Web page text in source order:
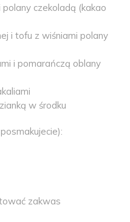
czekoladą (kakao
i tofu z wiśniami polany
i pomarańczą oblany
w środku
zakwas